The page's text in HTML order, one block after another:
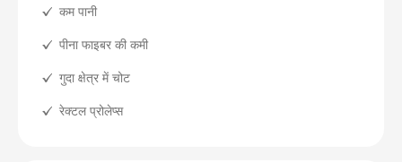
कम पानी
पीना फाइबर की कमी
गुदा क्षेत्र में चोट
रेक्टल प्रोलेप्स